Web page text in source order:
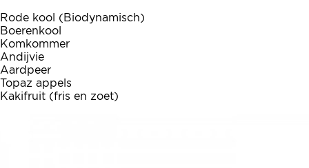
Rode kool (Biodynamisch)
Boerenkool
Komkommer
Andijvie
Aardpeer
Topaz appels
Kakifruit (fris en zoet)